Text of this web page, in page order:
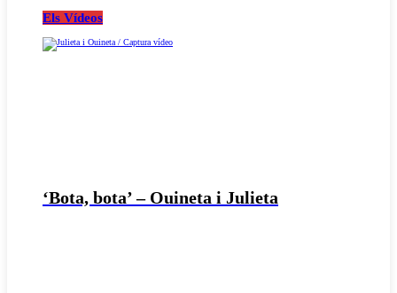
Els Vídeos
‘Bota, bota’ – Ouineta i Julieta